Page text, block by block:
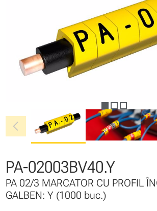
chevron_left
PA-02003BV40.Y
PA 02/3 MARCATOR CU PROFIL
GALBEN: Y (1000 buc.)